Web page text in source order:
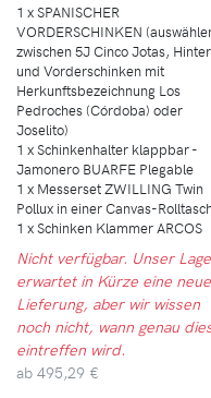
1 x SPANISCHER
VORDERSCHINKEN
zwischen 5J Cinco Jotas,
und Vorderschinken mit
Herkunftsbezeichnung Los
Pedroches (Córdoba) oder
Joselito)
1 x Schinkenhalter klappbar -
Jamonero BUARFE Plegable
1 x Messerset ZWILLING Twin
Pollux in einer Canvas-
1 x Schinken Klammer ARCOS
Nicht verfügbar. Unser
erwartet in Kürze eine neue
Lieferung, aber wir wissen
noch nicht, wann genau
eintreffen wird.
ab 495,29 €